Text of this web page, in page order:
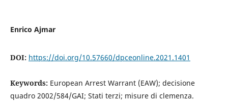
Enrico Ajmar
DOI: https://doi.org/10.57660/dpceonline.2021.1401
Keywords: European Arrest Warrant (EAW); decisione
quadro 2002/584/GAI; Stati terzi; misure di clemenza.